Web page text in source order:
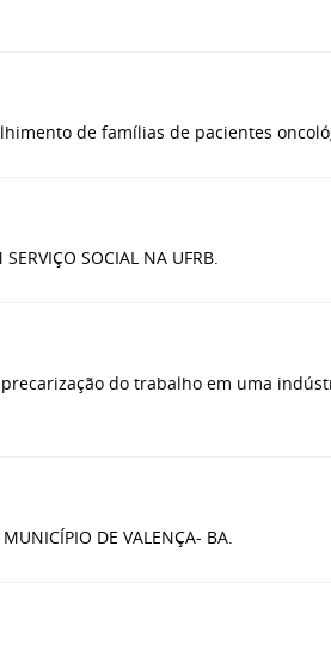
de famílias de pacientes
SOCIAL NA UFRB.
a precarização do trabalho em uma
MUNICÍPIO DE VALENÇA- BA.